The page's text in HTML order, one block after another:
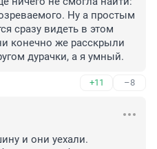
Ну а простым
сразу видеть в этом
конечно же расскрыли
дурачки, а я умный.
+11 –8
и они уехали.